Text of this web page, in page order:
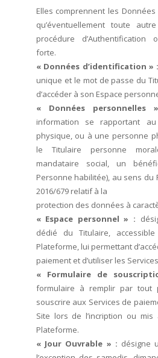
Elles comprennent les Données
qu’éventuellement toute
procédure d’Authentification
forte.
« Données d’identification » :
unique et le mot de passe du
d’accéder à son Espace
« Données personnelles
information se rapportant
physique, ou à une personne
le Titulaire personne
mandataire social, un
Personne habilitée), au sens du
2016/679 relatif à la
protection des données à
« Espace personnel » :
dédié du Titulaire,
Plateforme, lui permettant
paiement et d’utiliser les
« Formulaire de
formulaire à remplir par tout
souscrire aux Services de
Site lors de l’incription ou
Plateforme.
« Jour Ouvrable » : désigne